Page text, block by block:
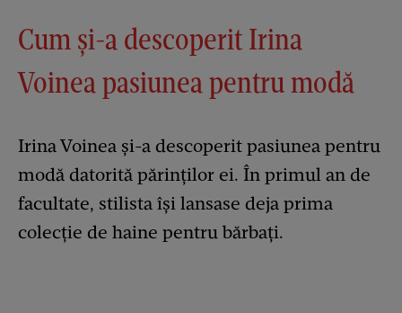
Cum și-a descoperit Irina
Voinea pasiunea pentru modă
Irina Voinea și-a descoperit pasiunea pentru
modă datorită părinților ei. În primul an de
facultate, stilista își lansase deja prima
colecție de haine pentru bărbați.